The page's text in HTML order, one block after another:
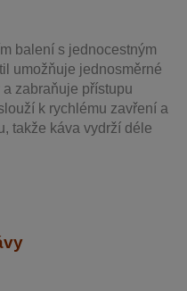
balení s jednocestným
umožňuje jednosměrné
zabraňuje přístupu
k rychlému zavření a
takže káva vydrží déle